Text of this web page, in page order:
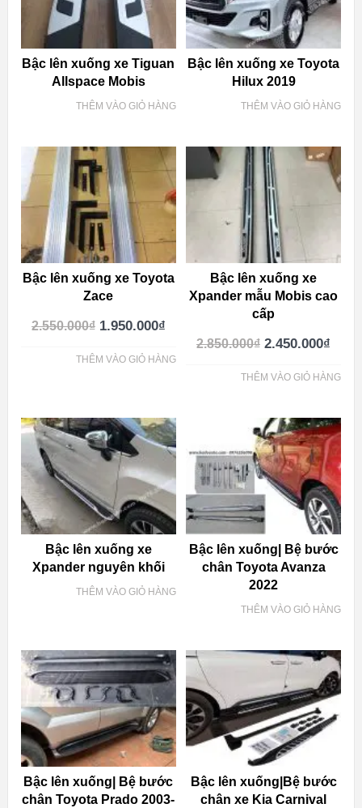
Bậc lên xuống xe Tiguan
Allspace Mobis
THÊM VÀO GIỎ HÀNG
Bậc lên xuống xe Toyota
Hilux 2019
THÊM VÀO GIỎ HÀNG
Bậc lên xuống xe Toyota
Zace
2.550.000₫ 1.950.000₫
THÊM VÀO GIỎ HÀNG
Bậc lên xuống xe
Xpander mẫu Mobis cao
cấp
2.850.000₫ 2.450.000₫
THÊM VÀO GIỎ HÀNG
Bậc lên xuống xe
Xpander nguyên khối
THÊM VÀO GIỎ HÀNG
Bậc lên xuống| Bệ bước
chân Toyota Avanza
2022
THÊM VÀO GIỎ HÀNG
Bậc lên xuống| Bệ bước
chân Toyota Prado 2003-
Bậc lên xuống|Bệ bước
chân xe Kia Carnival